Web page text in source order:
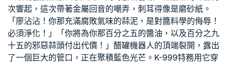
次響起，這次帶著金屬回音的嘲弄，刺耳得像是磨砂紙。
「廖沾沾！你那充滿腐敗氣味的蒜泥，是對醬料學的侮辱！
必須淨化！」「你將為你那百分之五的醬油，以及百分之九
十五的邪惡蒜頭付出代價！」醋罐機器人的頂端裂開，露出
了一個巨大的管口，正在聚積藍色光芒。K-999特務用它穿